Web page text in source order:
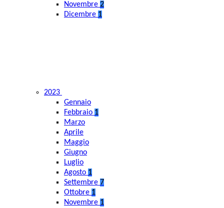
Novembre 2
Dicembre 1
2023
Gennaio
Febbraio 1
Marzo
Aprile
Maggio
Giugno
Luglio
Agosto 1
Settembre 7
Ottobre 1
Novembre 1